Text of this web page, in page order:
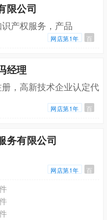
限公司
产权服务，产品
网店第1年 百
经理
，高新技术企业认定代
网店第1年 百
务有限公司
网店第1年 百